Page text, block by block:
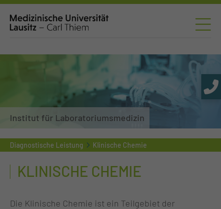
Institut für Laboratoriumsmedizin
Diagnostische Leistung Klinische Chemie
KLINISCHE CHEMIE
Die Klinische Chemie ist ein Teilgebiet der